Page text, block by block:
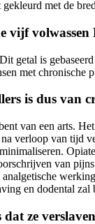
met de
vijf
getal is
met
is dus van
van een arts.
verloop van tijd
van
en dodental
ze